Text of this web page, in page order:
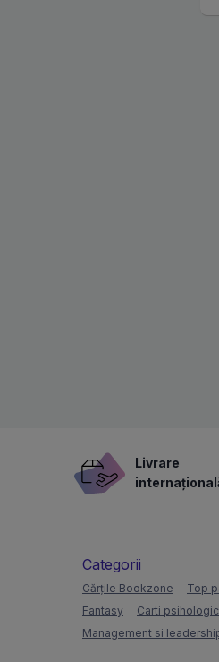
Livrare
Categorii
Cărțile Bookzone Top
Fantasy
Carti
Management si